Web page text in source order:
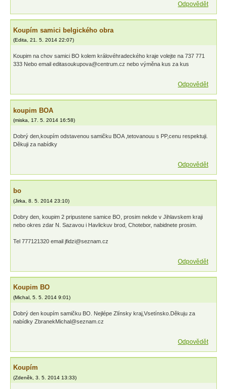
Odpovědět
Koupím samici belgického obra
(Edita, 21. 5. 2014 22:07)
Koupim na chov samici BO kolem královéhradeckého kraje volejte na 737 771
333 Nebo email editasoukupova@centrum.cz nebo výměna kus za kus
Odpovědět
koupim BOA
(miska, 17. 5. 2014 16:58)
Dobrý den,koupím odstavenou samičku BOA ,tetovanouu s PP,cenu respektuji.
Děkuji za nabídky
Odpovědět
bo
(Jirka 8. 5. 2014 23:10)
Dobry den, koupim 2 pripustene samice BO, prosim nekde v Jihlavskem kraji
nebo okres zdar N. Sazavou i Havlickuv brod, Chotebor, nabidnete prosim.
Tel 777121320 email jfidzi@seznam.cz
Odpovědět
Koupim BO
(Michal 5. 5. 2014 9:01)
Dobrý den koupím samičku BO. Nejlépe Zlínsky kraj,Vsetínsko.Děkuju za
nabídky ZbranekMichal@seznam.cz
Odpovědět
Koupím
(Zdeněk 3. 5. 2014 13:33)